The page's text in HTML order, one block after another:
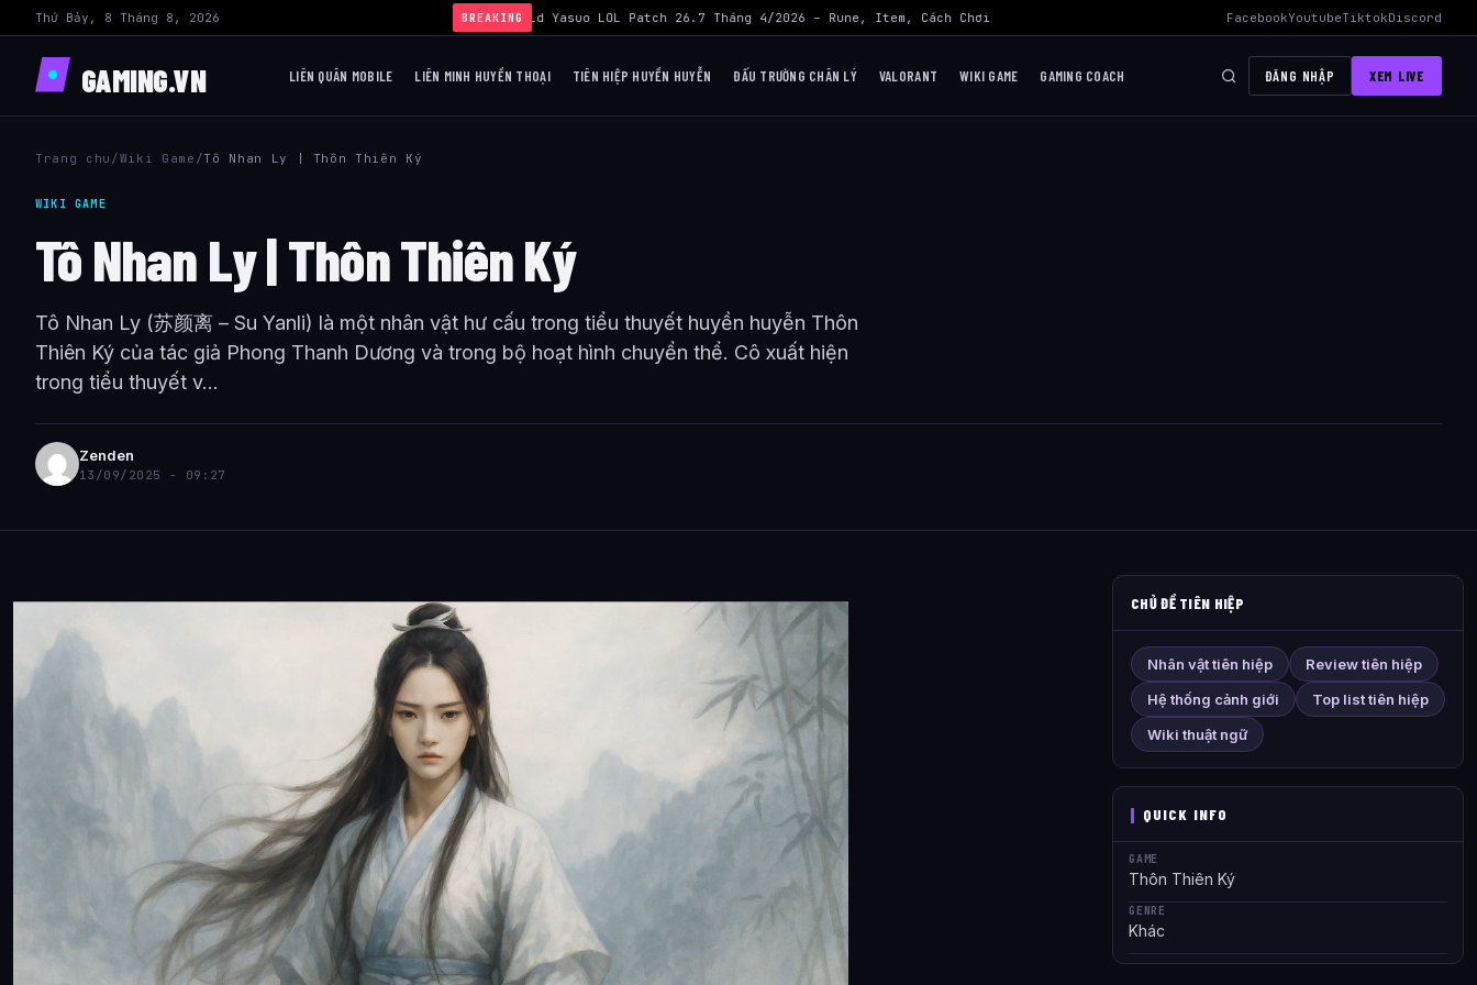
Thứ Bảy, 8 Tháng 8, 2026 BREAKING
› Build Yasuo LOL Patch 26.7 Tháng 4/2026 – Rune, Item, Cách Chơi Mid Hiệu Quả Nhất AWC 2026 Liên Quân Mobile – Lịch Thi Đấu,
FacebookYoutubeTiktokDiscord
GAMING.VN LIÊN QUÂN MOBILE LIÊN MINH HUYỀN THOẠI TIÊN HIỆP HUYỀN HUYỄN ĐẤU TRƯỜNG CHÂN LÝ VALORANT WIKI GAME GAMING COACH ĐĂNG NHẬP XEM LIVE
Trang chu /Wiki Game /Tô Nhan Ly | Thôn Thiên Ký
WIKI GAME
Tô Nhan Ly | Thôn Thiên Ký
Tô Nhan Ly (苏颜离 – Su Yanli) là một nhân vật hư cấu trong tiểu thuyết huyền huyễn Thôn
Thiên Ký của tác giả Phong Thanh Dương và trong bộ hoạt hình chuyển thể. Cô xuất hiện
trong tiểu thuyết v...
Zenden
13/09/2025 - 09:27
CHỦ ĐỀ TIÊN HIỆP
Nhân vật tiên hiệp
Review tiên hiệp
Hệ thống cảnh giới
Top list tiên hiệp
Wiki thuật ngữ
QUICK INFO
GAME
Thôn Thiên Ký
GENRE
Khác